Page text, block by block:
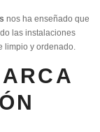
nos ha enseñado que
las instalaciones
limpio y ordenado.